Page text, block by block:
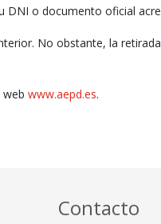
o documento oficial
No obstante, la
www.aepd.es.
Contacto